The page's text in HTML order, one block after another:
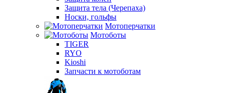
Защита тела (Черепаха)
Носки, гольфы
Мотоперчатки
Мотоботы
TIGER
RYO
Kioshi
Запчасти к мотоботам